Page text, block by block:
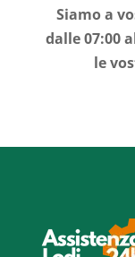
Siamo a
dalle 07:00
le